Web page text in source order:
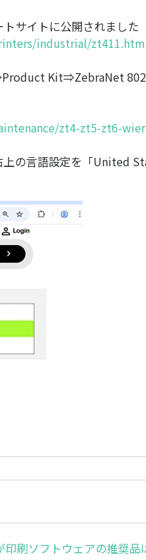
サイトに公開されました
industrial/
Kit⇒ZebraNet
zt4-zt5-zt6-
の言語設定を「United
刷ソフトウェアの推奨品